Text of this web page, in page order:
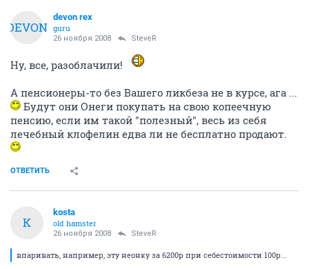
DEVON
devon rex
guru
26 ноября 2008 SteveR
Ну, все, разоблачили!
А пенсионеры-то без Вашего ликбеза не в курсе, ага ...
Будут они Онеги покупать на свою копеечную
пенсию, если им такой "полезный", весь из себя
лечебный клофелин едва ли не бесплатно продают.
ОТВЕТИТЬ
K
kosta
old hamster
26 ноября 2008 SteveR
впаривать, например, эту неонку за 6200р при себестоимости 100р...